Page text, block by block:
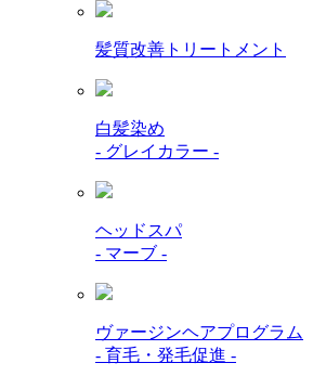
髪質改善トリートメント
白髪染め
- グレイカラー -
ヘッドスパ
- マーブ -
ヴァージンヘアプログラム
- 育毛・発毛促進 -